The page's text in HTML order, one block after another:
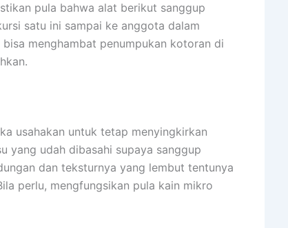
pula bahwa alat berikut sanggup
satu ini sampai ke anggota dalam
menghambat penumpukan kotoran di
usahakan untuk tetap menyingkirkan
yang udah dibasahi supaya sanggup
dan teksturnya yang lembut tentunya
perlu, mengfungsikan pula kain mikro